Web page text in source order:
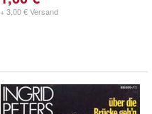
+ 3,00 € Versand